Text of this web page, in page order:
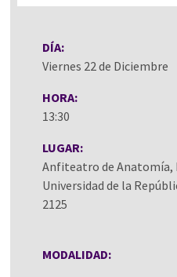
DÍA:
Viernes 22 de Diciembre
HORA:
13:30
LUGAR:
Anfiteatro de Anatomía,
Universidad de la
2125
MODALIDAD: